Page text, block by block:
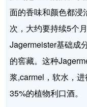
面的香味和颜色都浸
次，大约要持续5个
Jagermeister基础成
的窖藏。这种
浆,carmel，软水，
35%的植物利口酒。